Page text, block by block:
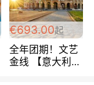
€693.00起
全年团期！文艺
金线 【意大利一